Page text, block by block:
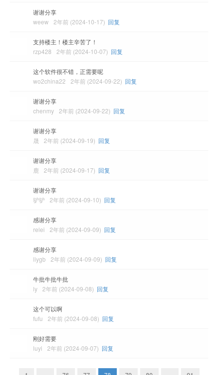
谢谢分享
weew
2年前 (2024-10-17) 回复
支持楼主！楼主辛苦了！
rzp428
2年前 (2024-10-07) 回复
这个软件很不错，正需要呢
wo2china22
2年前 (2024-09-22) 回复
谢谢分享
chenmy
2年前 (2024-09-22) 回复
谢谢分享
晟
2年前 (2024-09-19) 回复
谢谢分享
鹿
2年前 (2024-09-17) 回复
谢谢分享
驴驴
2年前 (2024-09-10) 回复
感谢分享
relei
2年前 (2024-09-09) 回复
感谢分享
liygb
2年前 (2024-09-09) 回复
牛批牛批牛批
ly
2年前 (2024-09-08) 回复
这个可以啊
fufu
2年前 (2024-09-08) 回复
刚好需要
luyi
2年前 (2024-09-07) 回复